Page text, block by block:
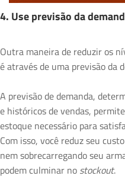
4. Use previsão da
Outra maneira de reduzir os
é através de uma previsão da
A previsão de demanda,
e históricos de vendas,
estoque necessário para
Com isso, você reduz seu
nem sobrecarregando seu
podem culminar no stockout.